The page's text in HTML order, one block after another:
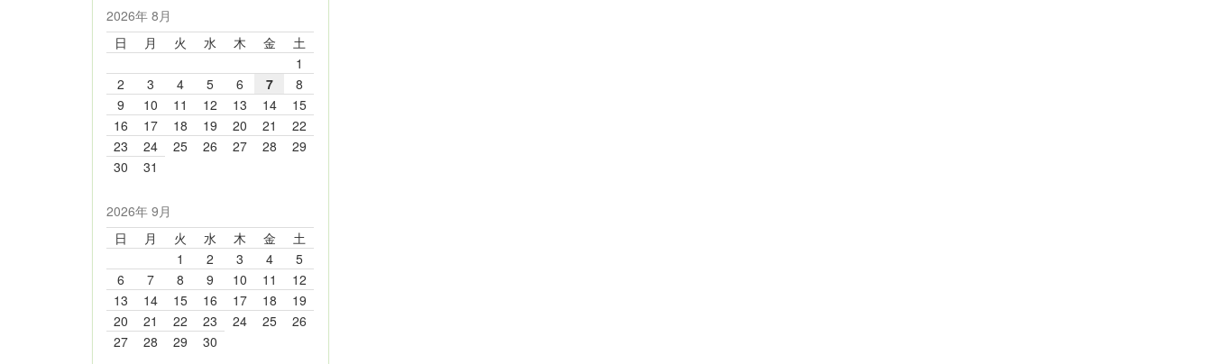
2026年 8月
日
月 火 水 木 金
土
1
2
3 4 5 6 7
8
9
10 11 12 13 14
15
16
17 18 19 20 21
22
23
24 25 26 27 28
29
30
31
2026年 9月
日
月 火 水 木 金
土
1
2 3 4
5
6
7 8 9 10 11
12
13
14 15 16 17 18
19
20
21 22 23 24 25
26
27
28 29 30